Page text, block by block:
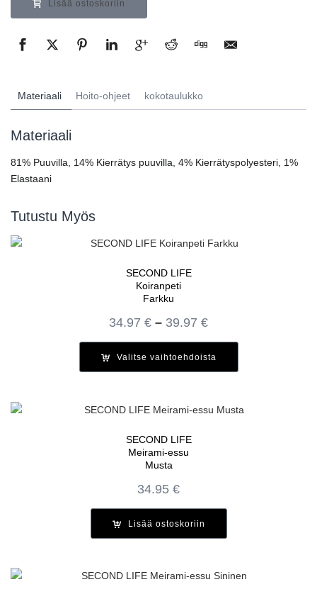
Lisää ostoskoriin
Materiaali Hoito-ohjeet kokotaulukko
Materiaali
81% Puuvilla, 14% Kierrätys puuvilla, 4% Kierrätyspolyesteri, 1%
Elastaani
Tutustu Myös
SECOND LIFE
Koiranpeti
Farkku
34.97 € – 39.97 €Hintaluokka:
-
Valitse vaihtoehdoista
SECOND LIFE
Meirami-essu
Musta
34.95 €
Lisää ostoskoriin